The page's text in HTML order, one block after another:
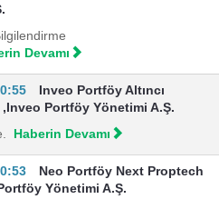
Devamı
Inveo Portföy Altıncı
Portföy Yönetimi A.Ş.
Haberin Devamı
Neo Portföy Next Proptech
Yönetimi A.Ş.